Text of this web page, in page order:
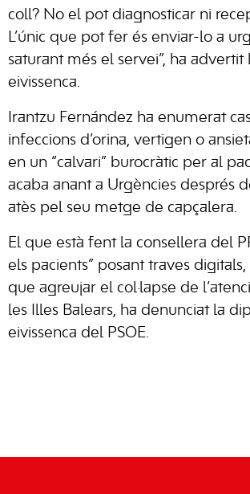
coll? No el pot diagnosticar ni
L’únic que pot fer és enviar-lo a
saturant més el servei”, ha advertit
eivissenca.
Irantzu Fernández ha enumerat
infeccions d’orina, vertigen o
en un “calvari” burocràtic per al
acaba anant a Urgències després
atès pel seu metge de capçalera.
El que està fent la consellera del
els pacients” posant traves
que agreujar el col·lapse de
les Illes Balears, ha denunciat la
eivissenca del PSOE.